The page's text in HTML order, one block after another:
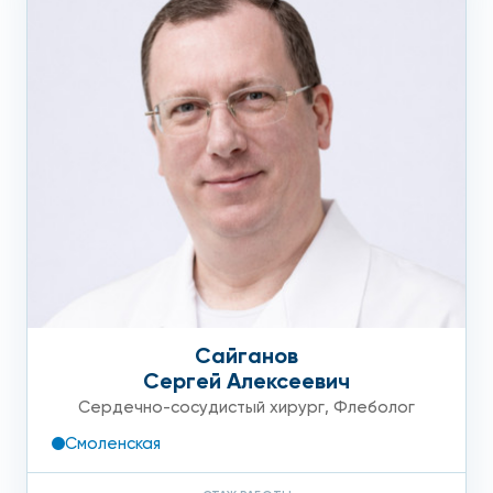
Сайганов
Сергей Алексеевич
Сердечно-сосудистый хирург, Флеболог
Смоленская